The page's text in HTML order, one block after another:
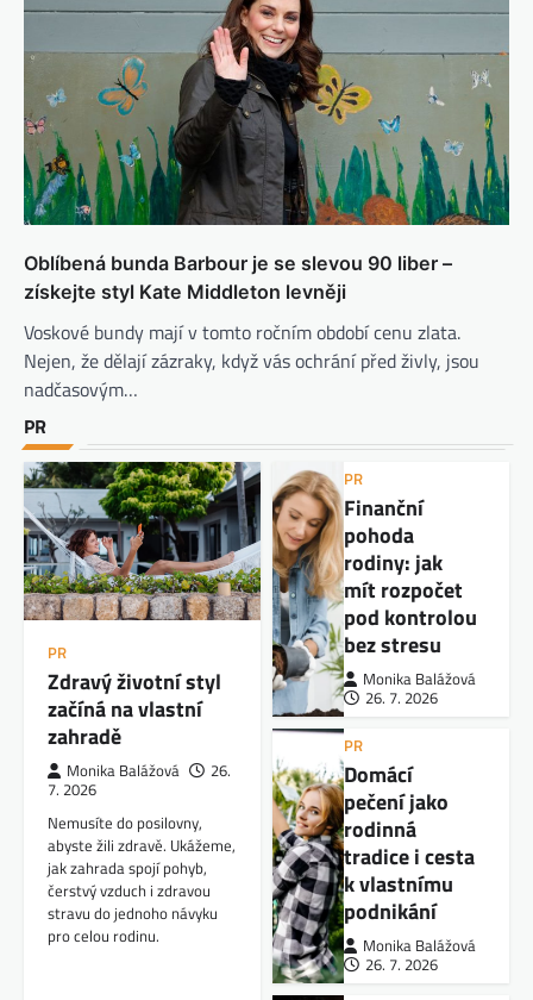
Oblíbená bunda Barbour je se slevou 90 liber –
získejte styl Kate Middleton levněji
Voskové bundy mají v tomto ročním období cenu zlata.
Nejen, že dělají zázraky, když vás ochrání před živly, jsou
nadčasovým…
PR
PR
Zdravý životní styl
začíná na vlastní
zahradě
Monika Balážová
26.
7. 2026
Nemusíte do posilovny,
abyste žili zdravě. Ukážeme,
jak zahrada spojí pohyb,
čerstvý vzduch i zdravou
stravu do jednoho návyku
pro celou rodinu.
PR
Finanční
pohoda
rodiny: jak
mít rozpočet
pod kontrolou
bez stresu
Monika Balážová
26. 7. 2026
PR
Domácí
pečení jako
rodinná
tradice i cesta
k vlastnímu
podnikání
Monika Balážová
26. 7. 2026